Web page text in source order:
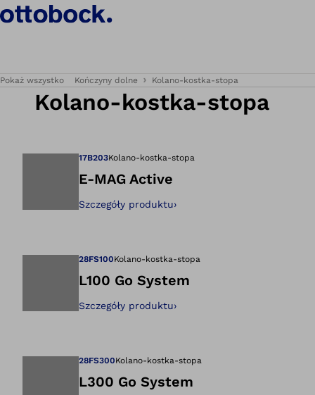
Pokaż wszystko Kończyny dolne Kolano-kostka-stopa
Kolano-kostka-stopa
17B203Kolano-kostka-stopa
E-MAG Active
Szczegóły produktu›
28FS100Kolano-kostka-stopa
L100 Go System
Szczegóły produktu›
28FS300Kolano-kostka-stopa
L300 Go System